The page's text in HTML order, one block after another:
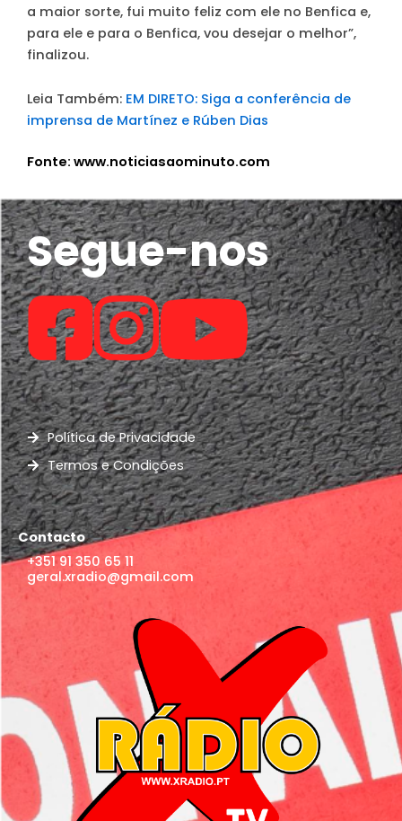
a maior sorte, fui muito feliz com ele no Benfica e,
para ele e para o Benfica, vou desejar o melhor”,
finalizou.
Leia Também: EM DIRETO: Siga a conferência de
imprensa de Martínez e Rúben Dias
Fonte: www.noticiasaominuto.com
Segue-nos
Política de Privacidade
Termos e Condições
Contacto
+351 91 350 65 11
geral.xradio@gmail.com